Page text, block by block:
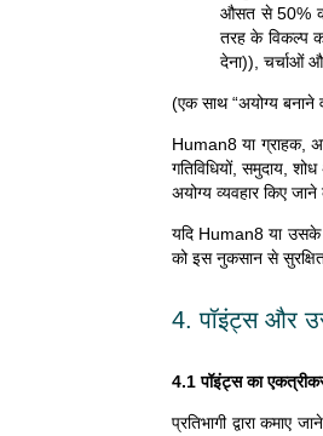
औसत से 50% कम
तरह के विकल्प
देना)), चर्चाओं
(एक साथ “अयोग्य बनाने
Human8 या ग्राहक,
गतिविधियों, समुदाय,
अयोग्य व्यवहार किए जाने
यदि Human8 या उसके
को इस नुकसान से
4. पॉइंट्स और
4.1 पॉइंट्स का
प्रतिभागी द्वारा